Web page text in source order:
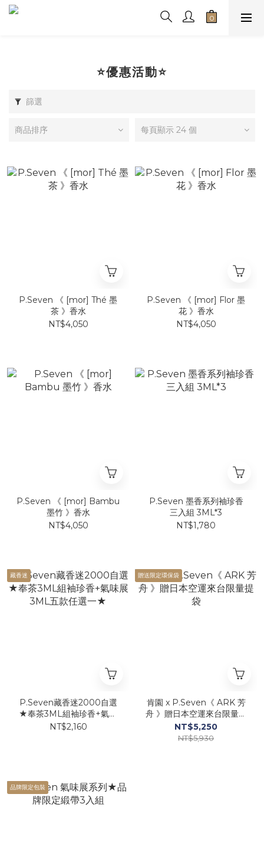
⭐優惠活動⭐
篩選
商品排序 每頁顯示 24 個
P.Seven 《 [mor] Thé 墨
茶 》香水
NT$4,050
P.Seven 《 [mor] Flor 墨
花 》香水
NT$4,050
P.Seven 《 [mor] Bambu
墨竹 》香水
NT$4,050
P.Seven 墨香系列袖珍香
三入組 3ML*3
NT$1,780
藏香迷
P.Seven藏香迷2000自選
★奉茶3ML組袖珍香+氣味
展3ML五款任選一★
NT$2,160
贈送限定環保袋
肯園 x P.Seven《 ARK 芳
舟 》贈日本空運來台限量提
袋
NT$5,250
NT$5,930
品牌限定包裝